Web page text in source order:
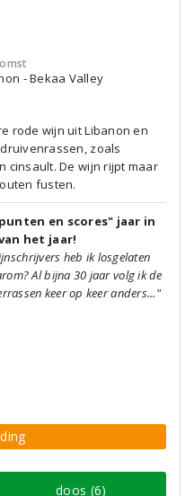
- Bekaa Valley
rode wijn uit Libanon en
zoals
cinsault. De wijn rijpt maar
fusten.
en scores" jaar in
het jaar!
heb ik losgelaten
Al bijna 30 jaar volg ik de
keer op keer anders..."
doos (6)